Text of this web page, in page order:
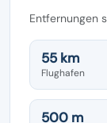
Entfernungen
55 km
Flughafen
500 m